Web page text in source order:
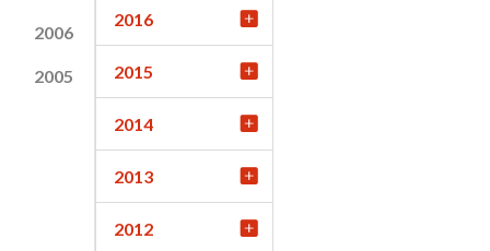
2006
2005
2016
2015
2014
2013
2012